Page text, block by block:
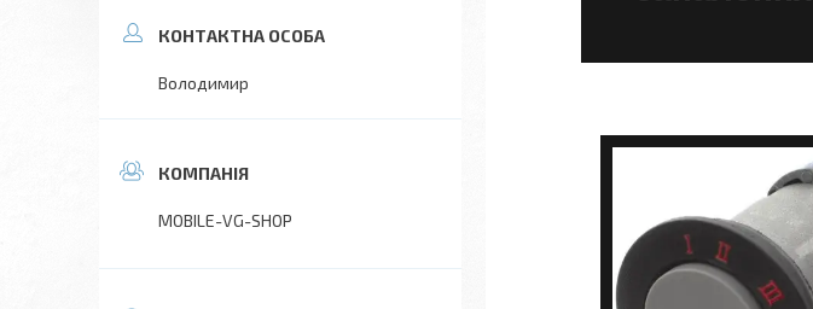
Володимир
MOBILE-VG-SHOP